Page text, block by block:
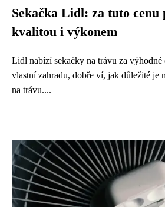
Sekačka Lidl: za tuto cenu
kvalitou i výkonem
Lidl nabízí sekačky na trávu za
vlastní zahradu, dobře ví, jak důležité je
na trávu....